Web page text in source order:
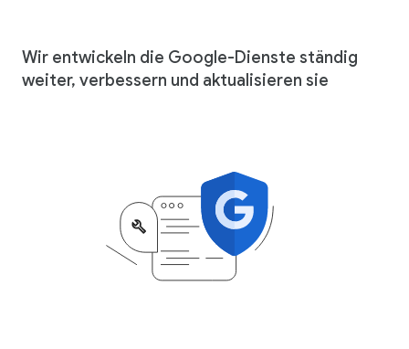
Wir entwickeln die Google-Dienste ständig
weiter, verbessern und aktualisieren sie